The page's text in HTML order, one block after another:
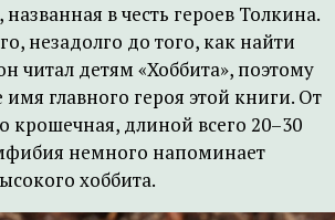
в честь героев Толкина.
незадолго до того, как найти
читал детям «Хоббита», поэтому
главного героя этой книги. От
крошечная, длиной всего 20–30
немного напоминает
хоббита.